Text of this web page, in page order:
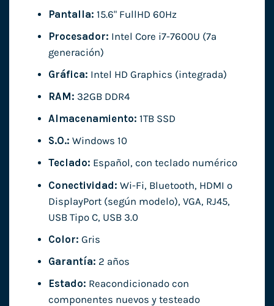
Pantalla: 15.6" FullHD 60Hz
Procesador: Intel Core i7-7600U (7ª
generación)
Gráfica: Intel HD Graphics (integrada)
RAM: 32GB DDR4
Almacenamiento: 1TB SSD
S.O.: Windows 10
Teclado: Español, con teclado numérico
Conectividad: Wi-Fi, Bluetooth, HDMI o
DisplayPort (según modelo), VGA, RJ45,
USB Tipo C, USB 3.0
Color: Gris
Garantía: 2 años
Estado: Reacondicionado con
componentes nuevos y testeado